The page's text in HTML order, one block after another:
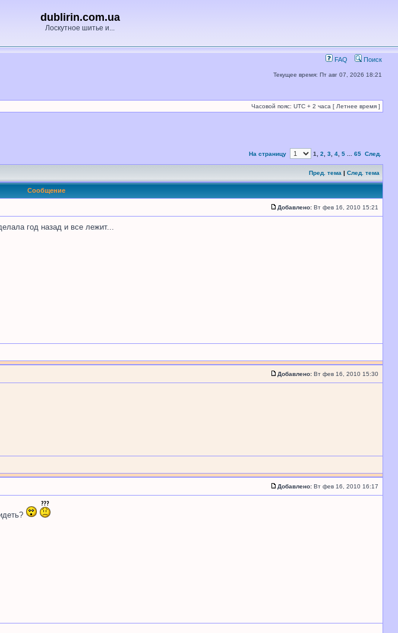
dublirin.com.ua
Лоскутное шитье и...
FAQ Поиск
Текущее время: Пт авг 07, 2026 18:21
Часовой пояс: UTC + 2 часа [ Летнее время ]
На страницу 1 2 3 4 5 65 След.
Пред. тема | След. тема
Сообщение
Добавлено: Вт фев 16, 2010 15:21
год назад и все лежит...
Добавлено: Вт фев 16, 2010 15:30
Добавлено: Вт фев 16, 2010 16:17